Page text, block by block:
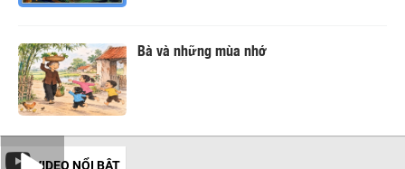
Bà và những mùa nhớ
VIDEO NỔI BẬT